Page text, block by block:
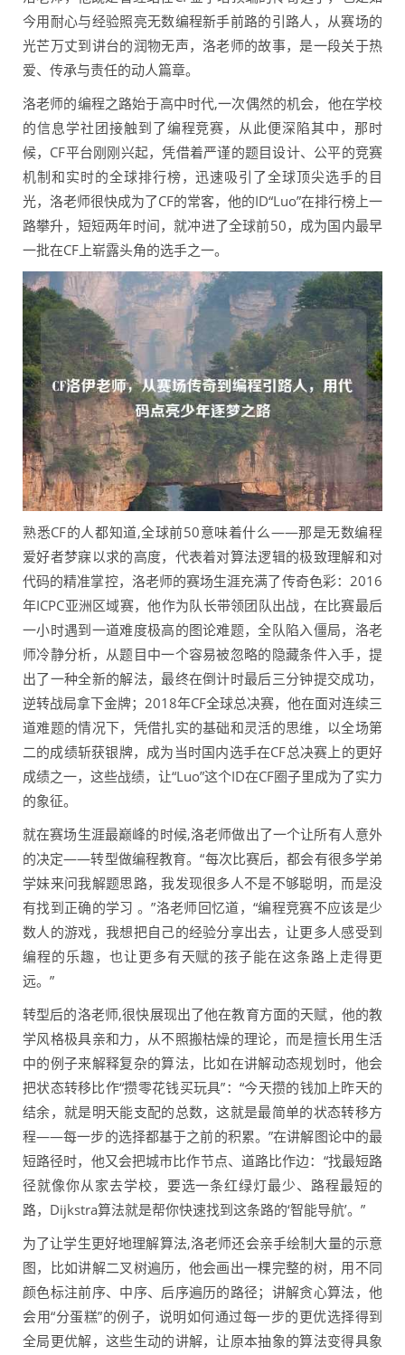
今用耐心与经验照亮无数编程新手前路的引路人，从赛场的
光芒万丈到讲台的润物无声，洛老师的故事，是一段关于热
爱、传承与责任的动人篇章。
洛老师的编程之路始于高中时代,一次偶然的机会，他在学校
的信息学社团接触到了编程竞赛，从此便深陷其中，那时
候，CF平台刚刚兴起，凭借着严谨的题目设计、公平的竞赛
机制和实时的全球排行榜，迅速吸引了全球顶尖选手的目
光，洛老师很快成为了CF的常客，他的ID“Luo”在排行榜上一
路攀升，短短两年时间，就冲进了全球前50，成为国内最早
一批在CF上崭露头角的选手之一。
熟悉CF的人都知道,全球前50意味着什么——那是无数编程
爱好者梦寐以求的高度，代表着对算法逻辑的极致理解和对
代码的精准掌控，洛老师的赛场生涯充满了传奇色彩：2016
年ICPC亚洲区域赛，他作为队长带领团队出战，在比赛最后
一小时遇到一道难度极高的图论难题，全队陷入僵局，洛老
师冷静分析，从题目中一个容易被忽略的隐藏条件入手，提
出了一种全新的解法，最终在倒计时最后三分钟提交成功，
逆转战局拿下金牌；2018年CF全球总决赛，他在面对连续三
道难题的情况下，凭借扎实的基础和灵活的思维，以全场第
二的成绩斩获银牌，成为当时国内选手在CF总决赛上的更好
成绩之一，这些战绩，让“Luo”这个ID在CF圈子里成为了实力
的象征。
就在赛场生涯最巅峰的时候,洛老师做出了一个让所有人意外
的决定——转型做编程教育。“每次比赛后，都会有很多学弟
学妹来问我解题思路，我发现很多人不是不够聪明，而是没
有找到正确的学习 。”洛老师回忆道，“编程竞赛不应该是少
数人的游戏，我想把自己的经验分享出去，让更多人感受到
编程的乐趣，也让更多有天赋的孩子能在这条路上走得更
远。”
转型后的洛老师,很快展现出了他在教育方面的天赋，他的教
学风格极具亲和力，从不照搬枯燥的理论，而是擅长用生活
中的例子来解释复杂的算法，比如在讲解动态规划时，他会
把状态转移比作“攒零花钱买玩具”：“今天攒的钱加上昨天的
结余，就是明天能支配的总数，这就是最简单的状态转移方
程——每一步的选择都基于之前的积累。”在讲解图论中的最
短路径时，他又会把城市比作节点、道路比作边：“找最短路
径就像你从家去学校，要选一条红绿灯最少、路程最短的
路，Dijkstra算法就是帮你快速找到这条路的‘智能导航’。”
为了让学生更好地理解算法,洛老师还会亲手绘制大量的示意
图，比如讲解二叉树遍历，他会画出一棵完整的树，用不同
颜色标注前序、中序、后序遍历的路径；讲解贪心算法，他
会用“分蛋糕”的例子，说明如何通过每一步的更优选择得到
全局更优解，这些生动的讲解，让原本抽象的算法变得具象